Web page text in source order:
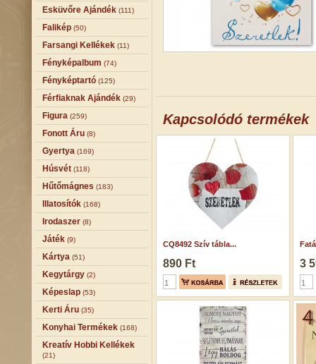
Esküvőre Ajándék (111)
Falikép (50)
Farsangi Kellékek (11)
Fényképalbum (74)
Fényképtartó (125)
Férfiaknak Ajándék (29)
Figura (259)
Fonott Áru (8)
Gyertya (169)
Húsvét (118)
Hűtőmágnes (183)
Illatosítók (168)
Irodaszer (8)
Játék (9)
Kártya (51)
Kegytárgy (2)
Képeslap (53)
Kerti Áru (35)
Konyhai Termékek (168)
Kreatív Hobbi Kellékek
(21)
Kapcsolódó termékek
CQ8492 Szív tábla...
890 Ft 3